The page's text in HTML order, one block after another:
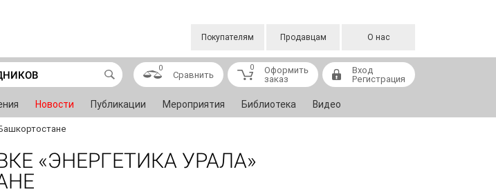
Покупателям Продавцам О нас
0
Сравнить
0
Оформить
заказ
Вход
Регистрация
Новости Публикации Мероприятия Библиотека Видео
«ЭНЕРГЕТИКА УРАЛА»